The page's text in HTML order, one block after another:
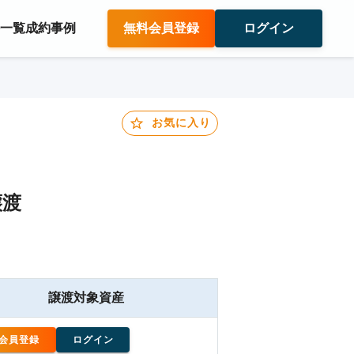
覧成約事例 無料会員登録 ログイン
お気に入り
員登録 ログイン
譲渡対象資産